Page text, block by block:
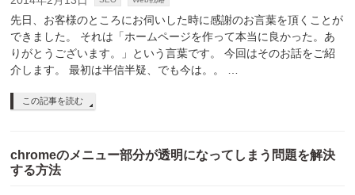
先日、お客様のところにお伺いした時に感謝のお言葉を頂くことが
できました。 それは「ホームページを作って本当に良かった。あ
りがとうございます。」という言葉です。 今回はそのお話をご紹
介します。 最初は半信半疑、でも今は。。 …
この記事を読む
chromeのメニュー部分が透明になってしまう問題を解決
する方法